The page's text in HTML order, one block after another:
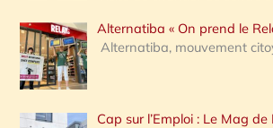
Alternatiba « On prend le
Alternatiba, mouvement
Cap sur l’Emploi : Le Mag